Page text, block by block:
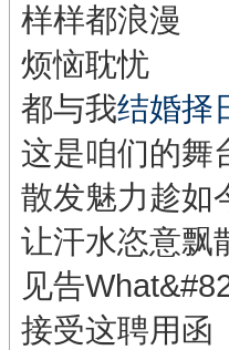
样样都浪漫
烦恼耽忧
都与我结婚择
这是咱们的舞
散发魅力趁如
让汗水恣意飘
见告
接受这聘用函